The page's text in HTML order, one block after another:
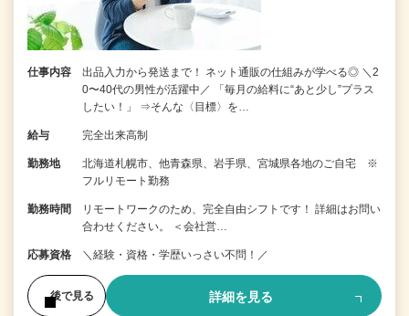
仕事内容
出品入力から発送まで！ ネット通販の仕組みが学べる◎ ＼2
0〜40代の男性が活躍中／ 「毎月の給料に“あと少し”プラス
したい！」 ⇒そんな〈目標〉を…
給与 完全出来高制
勤務地
北海道札幌市、他青森県、岩手県、宮城県各地のご自宅 ※
フルリモート勤務
勤務時間
リモートワークのため、完全自由シフトです！ 詳細はお問い
合わせください。 ＜会社営…
応募資格 ＼経験・資格・学歴いっさい不問！／
後で見る 詳細を見る